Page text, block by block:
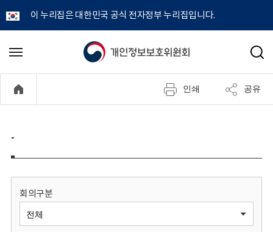
이 누리집은 대한민국 공식 전자정부 누리집입니다.
개
정
보
메
기
검
인쇄 공유
-
회의구분